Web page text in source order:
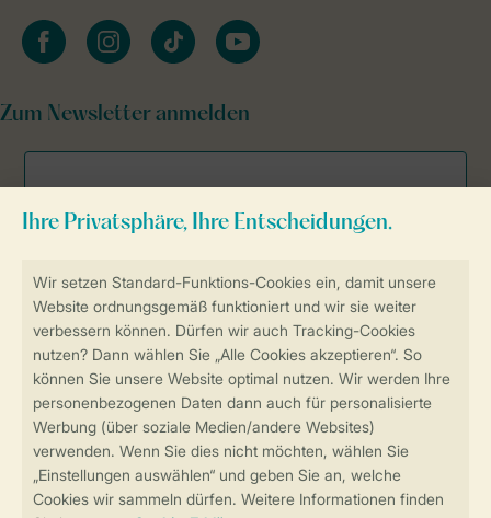
Sicherstellung Deiner Privatsphäre
Weitere Informationen und Einstellungen
Sicher und schnell zur Online-Buchung
Sichere Datenübertragung
Sicheres Bezahlen
facebookinstagramtiktok youtube
Zum Newsletter anmelden